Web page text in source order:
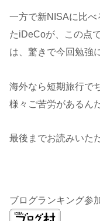
一方で新NISAに比
たiDeCoが、この点
は、驚きで今回勉強
海外なら短期旅行で
様々ご苦労があるん
最後までお読みいた
ブログランキング参